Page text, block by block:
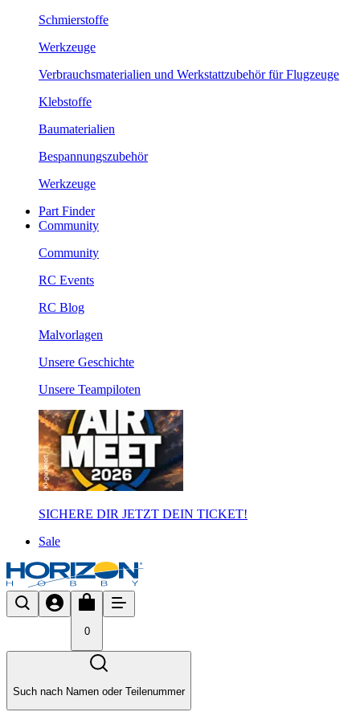
Schmierstoffe
Werkzeuge
Verbrauchsmaterialien und Werkstattzubehör für Flugzeuge
Klebstoffe
Baumaterialien
Bespannungszubehör
Werkzeuge
Part Finder
Community
Community
RC Events
RC Blog
Malvorlagen
Unsere Geschichte
Unsere Teampiloten
SICHERE DIR JETZT DEIN TICKET!
Sale
0
Such nach Namen oder Teilenummer